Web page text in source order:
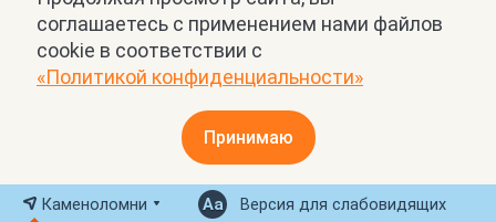
соглашаетесь с применением нами файлов
cookie в соответствии с
«Политикой конфиденциальности»
Принимаю
Каменоломни Версия для слабовидящих